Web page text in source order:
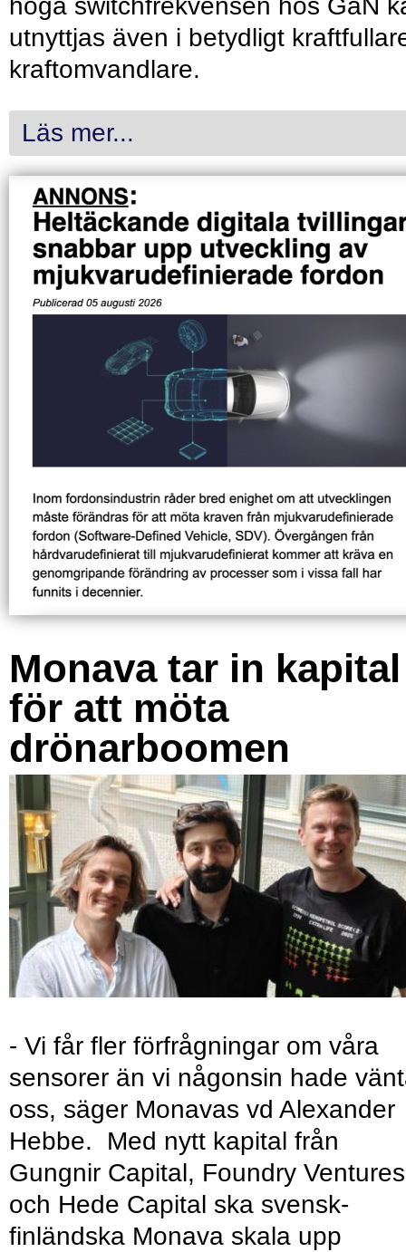
höga switchfrekvensen hos GaN
utnyttjas även i betydligt
kraftomvandlare.
Läs mer...
Monava tar in kapital
för att möta
drönarboomen
- Vi får fler förfrågningar om våra
sensorer än vi någonsin hade
oss, säger Monavas vd Alexander
Hebbe. Med nytt kapital från
Gungnir Capital, Foundry Ventures
och Hede Capital ska svensk-
finländska Monava skala upp